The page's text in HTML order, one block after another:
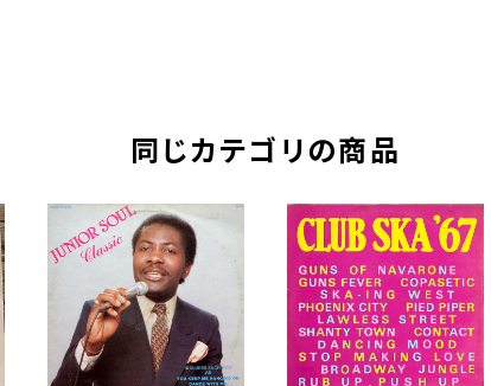
同じカテゴリの商品